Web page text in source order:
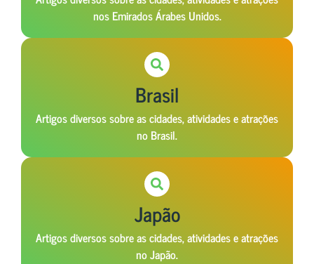
nos Emirados Árabes Unidos.
Brasil
Artigos diversos sobre as cidades, atividades e atrações
no Brasil.
Japão
Artigos diversos sobre as cidades, atividades e atrações
no Japão.